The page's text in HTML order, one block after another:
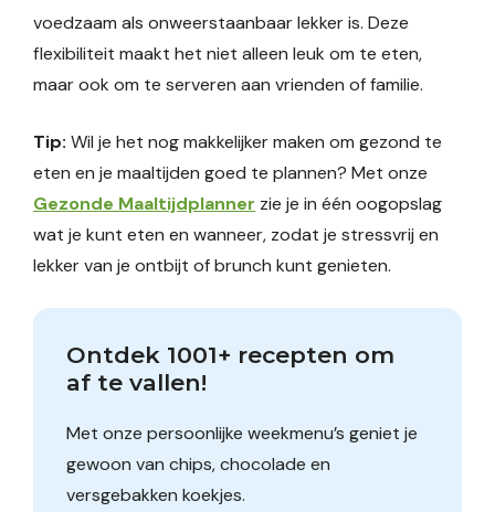
voedzaam als onweerstaanbaar lekker is. Deze
flexibiliteit maakt het niet alleen leuk om te eten,
maar ook om te serveren aan vrienden of familie.
Tip: Wil je het nog makkelijker maken om gezond te
eten en je maaltijden goed te plannen? Met onze
Gezonde Maaltijdplanner zie je in één oogopslag
wat je kunt eten en wanneer, zodat je stressvrij en
lekker van je ontbijt of brunch kunt genieten.
Ontdek 1001+ recepten om
af te vallen!
Met onze persoonlijke weekmenu’s geniet je
gewoon van chips, chocolade en
versgebakken koekjes.